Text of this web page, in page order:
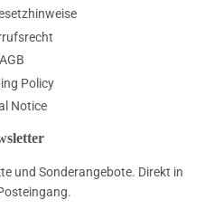
AGB
Policy
Notice
und Sonderangebote. Direkt in